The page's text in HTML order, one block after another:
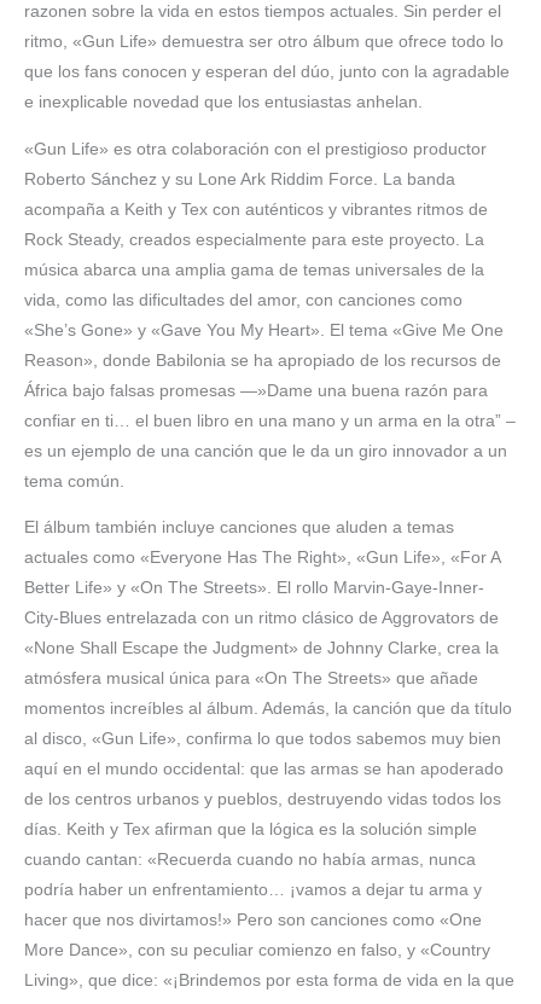
razonen sobre la vida en estos tiempos actuales. Sin perder el
ritmo, «Gun Life» demuestra ser otro álbum que ofrece todo lo
que los fans conocen y esperan del dúo, junto con la agradable
e inexplicable novedad que los entusiastas anhelan.
«Gun Life» es otra colaboración con el prestigioso productor
Roberto Sánchez y su Lone Ark Riddim Force. La banda
acompaña a Keith y Tex con auténticos y vibrantes ritmos de
Rock Steady, creados especialmente para este proyecto. La
música abarca una amplia gama de temas universales de la
vida, como las dificultades del amor, con canciones como
«She’s Gone» y «Gave You My Heart». El tema «Give Me One
Reason», donde Babilonia se ha apropiado de los recursos de
África bajo falsas promesas —»Dame una buena razón para
confiar en ti… el buen libro en una mano y un arma en la otra” –
es un ejemplo de una canción que le da un giro innovador a un
tema común.
El álbum también incluye canciones que aluden a temas
actuales como «Everyone Has The Right», «Gun Life», «For A
Better Life» y «On The Streets». El rollo Marvin-Gaye-Inner-
City-Blues entrelazada con un ritmo clásico de Aggrovators de
«None Shall Escape the Judgment» de Johnny Clarke, crea la
atmósfera musical única para «On The Streets» que añade
momentos increíbles al álbum. Además, la canción que da título
al disco, «Gun Life», confirma lo que todos sabemos muy bien
aquí en el mundo occidental: que las armas se han apoderado
de los centros urbanos y pueblos, destruyendo vidas todos los
días. Keith y Tex afirman que la lógica es la solución simple
cuando cantan: «Recuerda cuando no había armas, nunca
podría haber un enfrentamiento… ¡vamos a dejar tu arma y
hacer que nos divirtamos!» Pero son canciones como «One
More Dance», con su peculiar comienzo en falso, y «Country
Living», que dice: «¡Brindemos por esta forma de vida en la que